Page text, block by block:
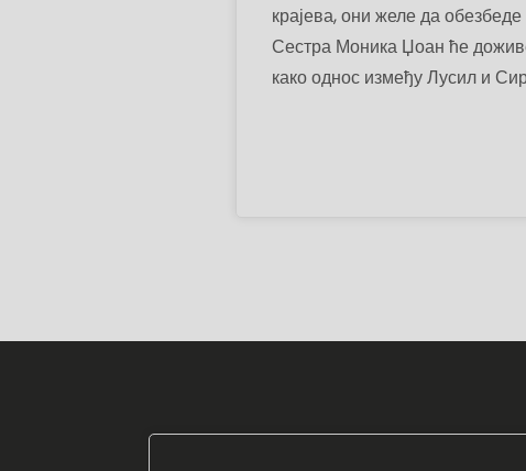
крајева, они желе да
Сестра Моника Џоан ће
како однос између Лусил и